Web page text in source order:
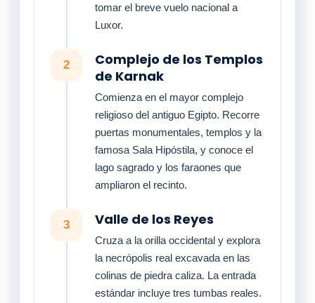
tomar el breve vuelo nacional a
Luxor.
2
Complejo de los Templos
de Karnak
Comienza en el mayor complejo
religioso del antiguo Egipto. Recorre
puertas monumentales, templos y la
famosa Sala Hipóstila, y conoce el
lago sagrado y los faraones que
ampliaron el recinto.
3 Valle de los Reyes
Cruza a la orilla occidental y explora
la necrópolis real excavada en las
colinas de piedra caliza. La entrada
estándar incluye tres tumbas reales.